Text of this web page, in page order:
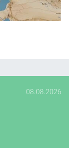
08.08.2026